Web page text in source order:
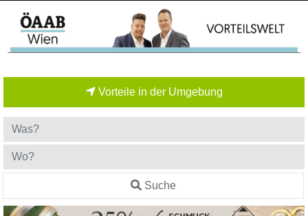
Vorteile in der Umgebung
Suche